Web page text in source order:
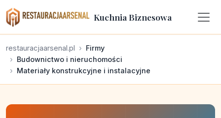
Kuchnia Biznesowa
restauracjaarsenal.pl
Firmy
Budownictwo i nieruchomości
Materiały konstrukcyjne i instalacyjne